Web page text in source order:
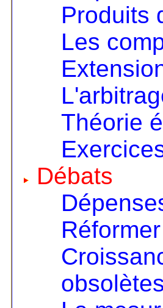
Produits
Les
Théorie
Débats